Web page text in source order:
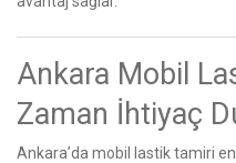
Ankara Mobil
Zaman İhtiyaç
Ankara’da mobil lastik tamiri